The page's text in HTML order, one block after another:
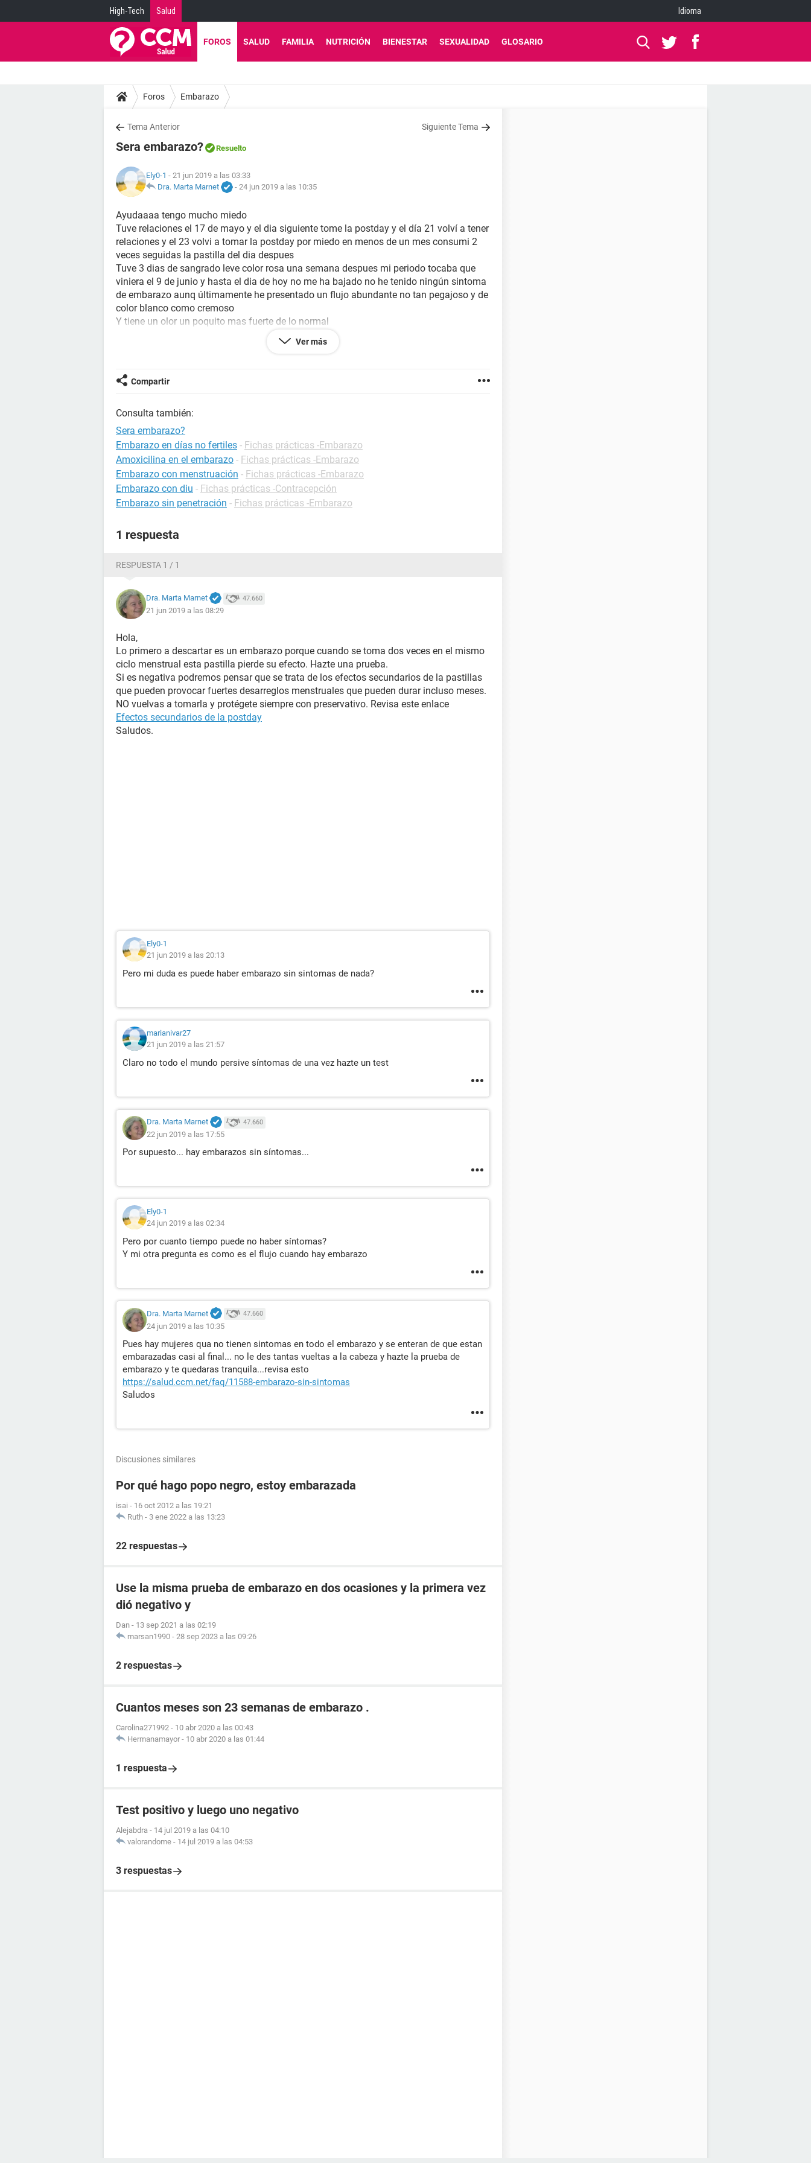
High-Tech Salud Idioma
FOROS SALUD FAMILIA NUTRICIÓN BIENESTAR SEXUALIDAD GLOSARIO
Foros Embarazo
Tema Anterior Siguiente Tema
Sera embarazo? Resuelto
Ely0-1 - 21 jun 2019 a las 03:33
Dra. Marta Marnet
- 24 jun 2019 a las 10:35
Ayudaaaa tengo mucho miedo
Tuve relaciones el 17 de mayo y el dia siguiente tome la postday y el día 21 volví a tener
relaciones y el 23 volvi a tomar la postday por miedo en menos de un mes consumi 2
veces seguidas la pastilla del dia despues
Tuve 3 dias de sangrado leve color rosa una semana despues mi periodo tocaba que
viniera el 9 de junio y hasta el dia de hoy no me ha bajado no he tenido ningún sintoma
de embarazo aunq últimamente he presentado un flujo abundante no tan pegajoso y de
color blanco como cremoso
Y tiene un olor un poquito mas fuerte de lo normal
Se los agradeceré muchísimo
Que tengan buen dia
Ver más
Compartir
Consulta también:
Sera embarazo?
Embarazo en días no fertiles - Fichas prácticas -Embarazo
Amoxicilina en el embarazo - Fichas prácticas -Embarazo
Embarazo con menstruación - Fichas prácticas -Embarazo
Embarazo con diu - Fichas prácticas -Contracepción
Embarazo sin penetración - Fichas prácticas -Embarazo
1 respuesta
RESPUESTA 1 / 1
Dra. Marta Marnet 47.660
21 jun 2019 a las 08:29
Hola,
Lo primero a descartar es un embarazo porque cuando se toma dos veces en el mismo
ciclo menstrual esta pastilla pierde su efecto. Hazte una prueba.
Si es negativa podremos pensar que se trata de los efectos secundarios de la pastillas
que pueden provocar fuertes desarreglos menstruales que pueden durar incluso meses.
NO vuelvas a tomarla y protégete siempre con preservativo. Revisa este enlace
Efectos secundarios de la postday
Saludos.
Ely0-1
21 jun 2019 a las 20:13
Pero mi duda es puede haber embarazo sin sintomas de nada?
marianivar27
21 jun 2019 a las 21:57
Claro no todo el mundo persive síntomas de una vez hazte un test
Dra. Marta Marnet 47.660
22 jun 2019 a las 17:55
Por supuesto... hay embarazos sin síntomas...
Ely0-1
24 jun 2019 a las 02:34
Pero por cuanto tiempo puede no haber síntomas?
Y mi otra pregunta es como es el flujo cuando hay embarazo
Dra. Marta Marnet 47.660
24 jun 2019 a las 10:35
Pues hay mujeres qua no tienen sintomas en todo el embarazo y se enteran de que estan
embarazadas casi al final... no le des tantas vueltas a la cabeza y hazte la prueba de
embarazo y te quedaras tranquila...revisa esto
https://salud.ccm.net/faq/11588-embarazo-sin-sintomas
Saludos
Discusiones similares
Por qué hago popo negro, estoy embarazada
isai - 16 oct 2012 a las 19:21
Ruth - 3 ene 2022 a las 13:23
22 respuestas
Use la misma prueba de embarazo en dos ocasiones y la primera vez
dió negativo y
Dan - 13 sep 2021 a las 02:19
marsan1990 - 28 sep 2023 a las 09:26
2 respuestas
Cuantos meses son 23 semanas de embarazo .
Carolina271992 - 10 abr 2020 a las 00:43
Hermanamayor - 10 abr 2020 a las 01:44
1 respuesta
Test positivo y luego uno negativo
Alejabdra - 14 jul 2019 a las 04:10
valorandome - 14 jul 2019 a las 04:53
3 respuestas